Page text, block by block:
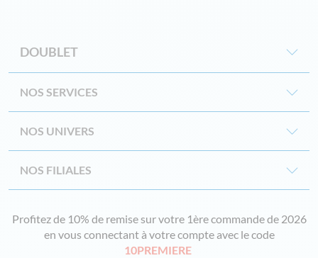
DOUBLET
NOS SERVICES
NOS UNIVERS
NOS FILIALES
Profitez de 10% de remise sur votre 1ère commande de 2026
en vous connectant à votre compte avec le code
10PREMIERE